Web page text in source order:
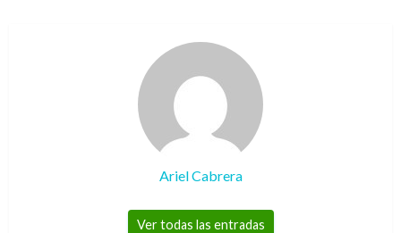
Ariel Cabrera
Ver todas las entradas